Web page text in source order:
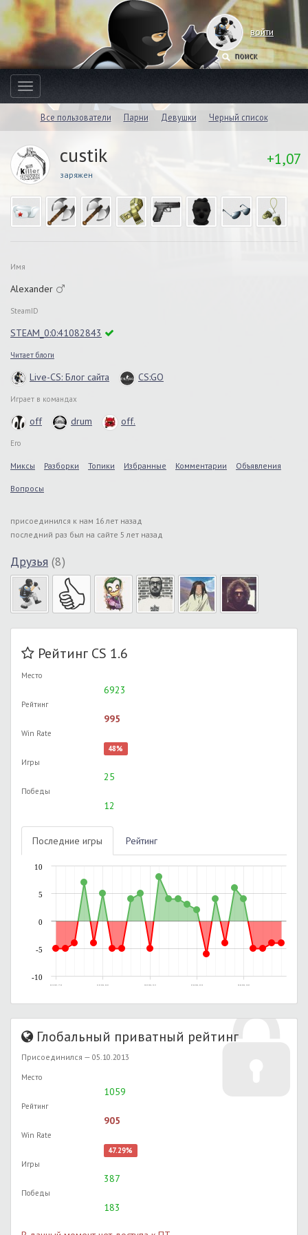
войти
Toggle
navigation
Все пользователи Парни Девушки Черный список
custik
заряжен
+1,07
Имя
Alexander
SteamID
STEAM_0:0:41082843
Читает блоги
Live-CS: Блог сайта CS:GO
Играет в командах
off drum off.
Его
Миксы Разборки Топики Избранные Комментарии Объявления
Вопросы
присоединился к нам 16 лет назад
последний раз был на сайте 5 лет назад
Друзья (8)
Рейтинг CS 1.6
Место
6923
Рейтинг
995
Win Rate
48%
Игры
25
Победы
12
Последние игры Рейтинг
06.10.2013, 17:26 01.03.2014, 00:01 28.03.2014, 22:31 05.04.2014, 02:30 28.04.2014, 18:02
-10
-5
0
5
10
Глобальный приватный рейтинг
Присоединился — 05.10.2013
Место
1059
Рейтинг
905
Win Rate
47.29%
Игры
387
Победы
183